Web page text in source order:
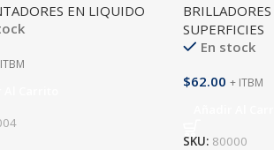
EN LIQUIDO
SUPERFICIES
En stock
$62.00 + ITBM
SKU: 80000